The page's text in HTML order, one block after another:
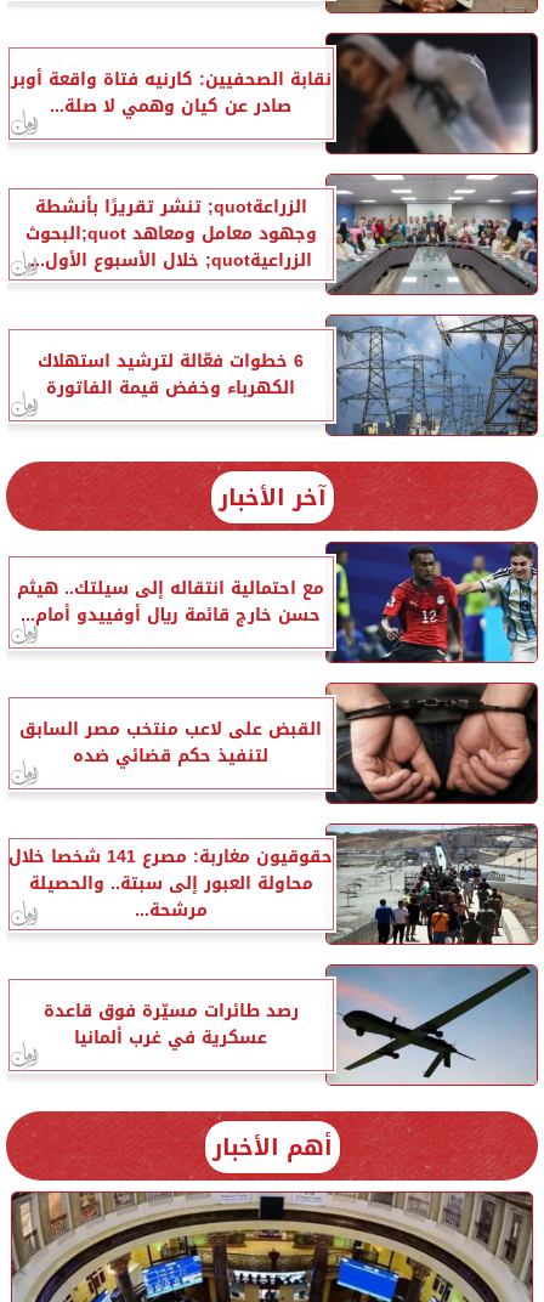
نقابة الصحفيين: كارنيه فتاة واقعة أوبر
صادر عن كيان وهمي لا صلة...
الزراعةquot; تنشر تقريرًا بأنشطة
وجهود معامل ومعاهد quot;البحوث
الزراعيةquot; خلال الأسبوع الأول...
6 خطوات فعّالة لترشيد استهلاك
الكهرباء وخفض قيمة الفاتورة
آخر الأخبار
مع احتمالية انتقاله إلى سيلتك.. هيثم
حسن خارج قائمة ريال أوفييدو أمام...
القبض على لاعب منتخب مصر السابق
لتنفيذ حكم قضائي ضده
حقوقيون مغاربة: مصرع 141 شخصا خلال
محاولة العبور إلى سبتة.. والحصيلة
مرشحة...
رصد طائرات مسيّرة فوق قاعدة
عسكرية في غرب ألمانيا
أهم الأخبار